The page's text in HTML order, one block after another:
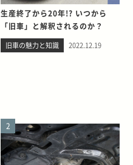
生産終了から20年!? いつから
「旧車」と解釈されるのか？
旧車の魅力と知識 2022.12.19
2